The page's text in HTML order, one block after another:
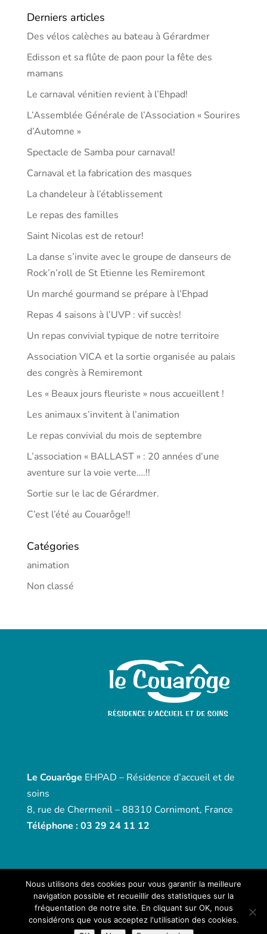
Derniers articles
Des vélos calèches au bateau à Gérardmer
Edisson et sa flûte de paon pour la fête des
mamans
Le carnaval vénitien revient à l’Ehpad!
L’Assemblée Générale de l’Association « Sourires
d’Automne »
Spectacle de Samba pour carnaval!
Carnaval et la fabrication des masques
La chandeleur à l’établissement
Le repas des familles
Saint Nicolas est de retour!
La danse s’invite avec le groupe de danseurs de
Rock’n’roll de St Etienne les Remiremont
Un marché gourmand se prépare à l’Ehpad
Repas 4 saisons à l’UVP : vif succès!
Un repas convivial typique de notre territoire
Association VICA et la sortie organisée au palais
des congrès à Remiremont
Les « Beaux jours fleuriste » nous accueillent !
Les animaux s’invitent à l’animation
Le repas convivial du mois de septembre
L’association « BALLAST » : 20 années d’une
aventure sur la voie verte….!!
Sortie sur le lac de Gérardmer.
C’est l’été au Couarôge!!
Catégories
animation
Non classé
Le Couarôge EHPAD – Résidence d’accueil et de
soins
8, rue de Chermenil – 88310 Cornimont, France
Téléphone : 03 29 24 11 12
Un site produit par OCTOPRINT-Mentions
Légales| Politique de confidentialité|
Nous utilisons des cookies pour vous garantir la meilleure
navigation possible et recueillir des statistiques sur la
fréquentation de notre site. En cliquant sur OK, nous
considérons que vous acceptez l'utilisation des cookies.